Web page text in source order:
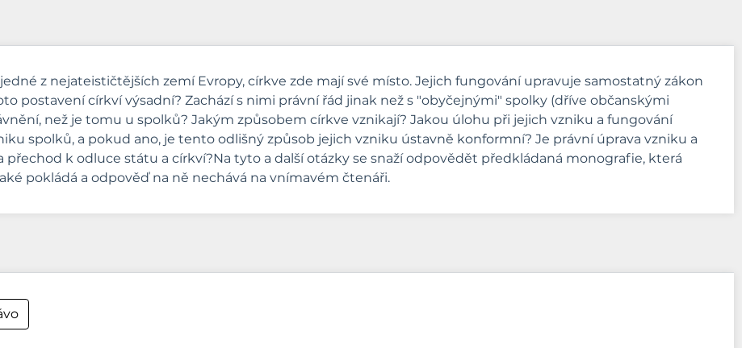
z nejateističtějších zemí Evropy, církve zde mají své místo. Jejich fungování upravuje samostatný zákon
postavení církví výsadní? Zachází s nimi právní řád jinak než s "obyčejnými" spolky (dříve občanskými
než je tomu u spolků? Jakým způsobem církve vznikají? Jakou úlohu při jejich vzniku a fungování
spolků, a pokud ano, je tento odlišný způsob jejich vzniku ústavně konformní? Je právní úprava vzniku a
k odluce státu a církví?Na tyto a další otázky se snaží odpovědět předkládaná monografie, která
pokládá a odpověď na ně nechává na vnímavém čtenáři.